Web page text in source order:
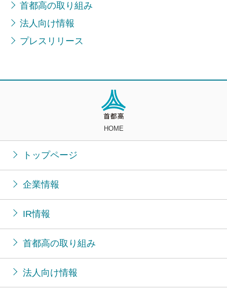
首都高の取り組み
法人向け情報
プレスリリース
HOME
トップページ
企業情報
IR情報
首都高の取り組み
法人向け情報